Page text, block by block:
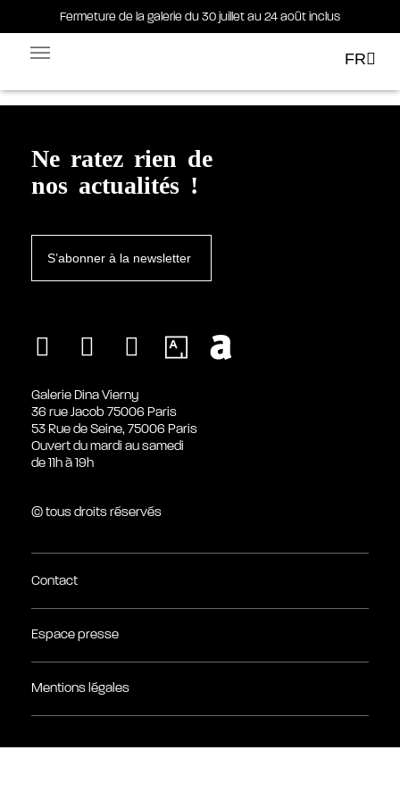
Fermeture de la galerie du 30 juillet au 24 août inclus
Fermeture de la galerie du 30 juillet au 24 août inclus
FR
Étiquette :
Ne ratez rien de
nos actualités !
S’abonner à la newsletter
Galerie Dina Vierny
36 rue Jacob 75006 Paris
53 Rue de Seine, 75006 Paris
Ouvert du mardi au samedi
de 11h à 19h
© tous droits réservés
Contact
Espace presse
Mentions légales